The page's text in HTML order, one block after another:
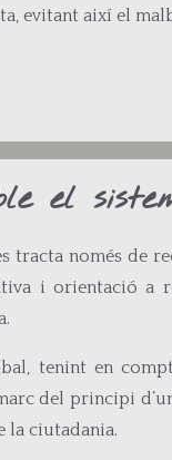
evitant així el
el
només de
i orientació a
tenint en
del principi
la ciutadania.